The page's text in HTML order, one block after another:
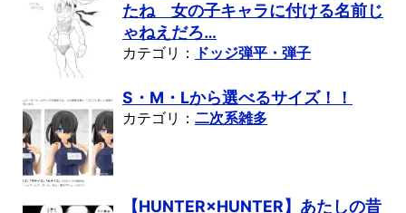
たね 女の子キャラに付ける名前じ
ゃねえだろ…
カテゴリ： ドッジ弾平・弾子
S・M・Lから選べるサイズ！！
カテゴリ： 二次系雑多
【HUNTER×HUNTER】あたしの昔